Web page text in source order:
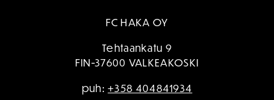
FC HAKA OY
Tehtaankatu 9
FIN-37600 VALKEAKOSKI
puh:+358 404841934